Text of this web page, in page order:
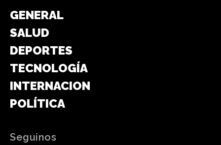
GENERAL
SALUD
DEPORTES
TECNOLOGÍA
INTERNACIONAL
POLÍTICA
Seguinos